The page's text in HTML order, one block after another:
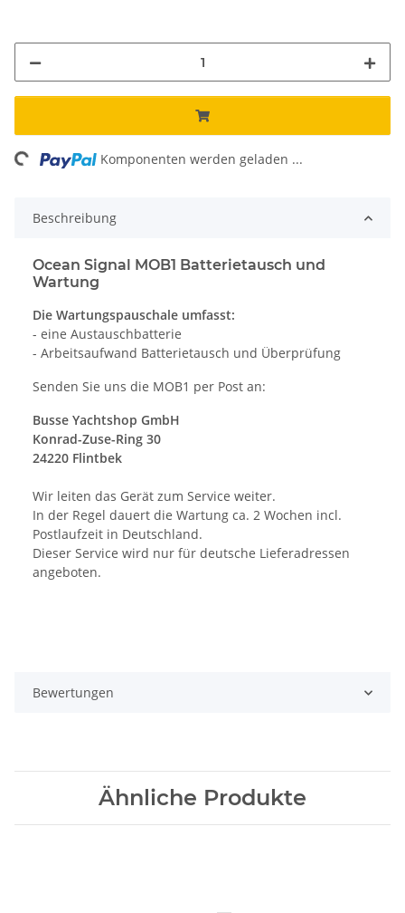
Komponenten werden geladen ...
Beschreibung
Ocean Signal MOB1 Batterietausch und
Wartung
Die Wartungspauschale umfasst:
- eine Austauschbatterie
- Arbeitsaufwand Batterietausch und Überprüfung
Senden Sie uns die MOB1 per Post an:
Busse Yachtshop GmbH
Konrad-Zuse-Ring 30
24220 Flintbek
Wir leiten das Gerät zum Service weiter.
In der Regel dauert die Wartung ca. 2 Wochen incl.
Postlaufzeit in Deutschland.
Dieser Service wird nur für deutsche Lieferadressen
angeboten.
Bewertungen
Ähnliche Produkte